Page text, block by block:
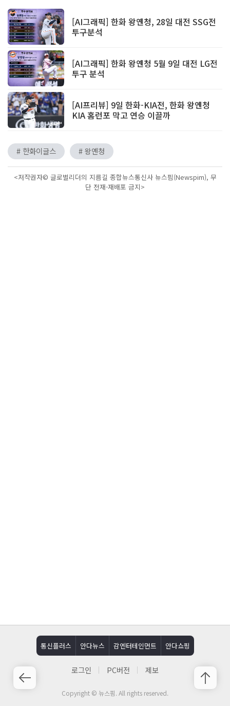
[AI그래픽] 한화 왕옌청, 28일 대전 SSG전
투구분석
[AI그래픽] 한화 왕옌청 5월 9일 대전 LG전
투구 분석
[AI프리뷰] 9일 한화-KIA전, 한화 왕옌청
KIA 홈런포 막고 연승 이끌까
# 한화이글스 # 왕옌청
<저작권자© 글로벌리더의 지름길 종합뉴스통신사 뉴스핌(Newspim), 무
단 전재-재배포 금지>
통신플러스 안다뉴스 감엔터테인먼트 안다쇼핑
로그인 PC버전 제보
Copyright © 뉴스핌. All rights reserved.